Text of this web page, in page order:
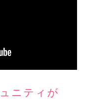
ニティが